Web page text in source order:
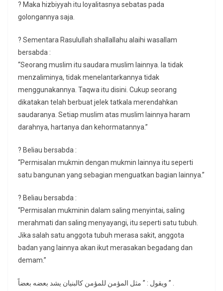
? Maka hizbiyyah itu loyalitasnya sebatas pada
golongannya saja.
? Sementara Rasulullah shallallahu alaihi wasallam
bersabda :
“Seorang muslim itu saudara muslim lainnya. Ia tidak
menzaliminya, tidak menelantarkannya tidak
menggunakannya. Taqwa itu disini. Cukup seorang
dikatakan telah berbuat jelek tatkala merendahkan
saudaranya. Setiap muslim atas muslim lainnya haram
darahnya, hartanya dan kehormatannya.”
? Beliau bersabda :
“Permisalan mukmin dengan mukmin lainnya itu seperti
satu bangunan yang sebagian menguatkan bagian lainnya.”
? Beliau bersabda :
“Permisalan mukminin dalam saling menyintai, saling
merahmati dan saling menyayangi, itu seperti satu tubuh.
Jika salah satu anggota tubuh merasa sakit, anggota
badan yang lainnya akan ikut merasakan begadang dan
demam.”
ويقول : ” مثل المؤمن للمؤمن كالبنيان يشد بعضه بعضاً ” .